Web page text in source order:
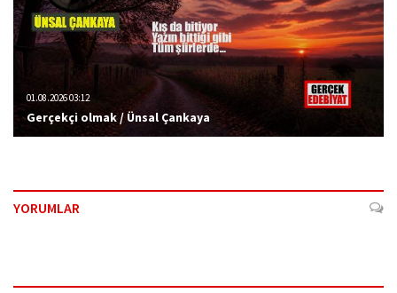
01.08.2026 03:12
Gerçekçi olmak / Ünsal Çankaya
YORUMLAR